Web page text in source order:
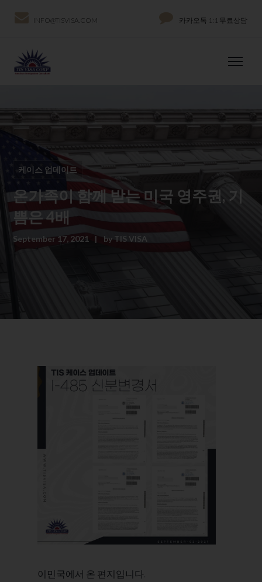
INFO@TISVISA.COM 카카오톡 1:1 무료상담
케이스 업데이트
온가족이 함께 받는 미국 영주권, 기
쁨은 4배
September 17, 2021 by TIS VISA
이민국에서 온 편지입니다.